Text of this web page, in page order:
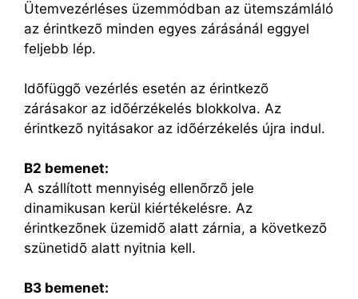
Ütemvezérléses üzemmódban az ütemszámláló
az érintkezõ minden egyes zárásánál eggyel
feljebb lép.
Idõfüggõ vezérlés esetén az érintkezõ
zárásakor az idõérzékelés blokkolva. Az
érintkezõ nyitásakor az idõérzékelés újra indul.
B2 bemenet:
A szállított mennyiség ellenõrzõ jele
dinamikusan kerül kiértékelésre. Az
érintkezõnek üzemidõ alatt zárnia, a következõ
szünetidõ alatt nyitnia kell.
B3 bemenet: